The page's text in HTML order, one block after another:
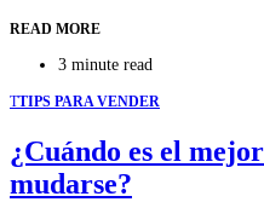
READ MORE
3 minute read
TTIPS PARA VENDER
¿Cuándo es el
mudarse?